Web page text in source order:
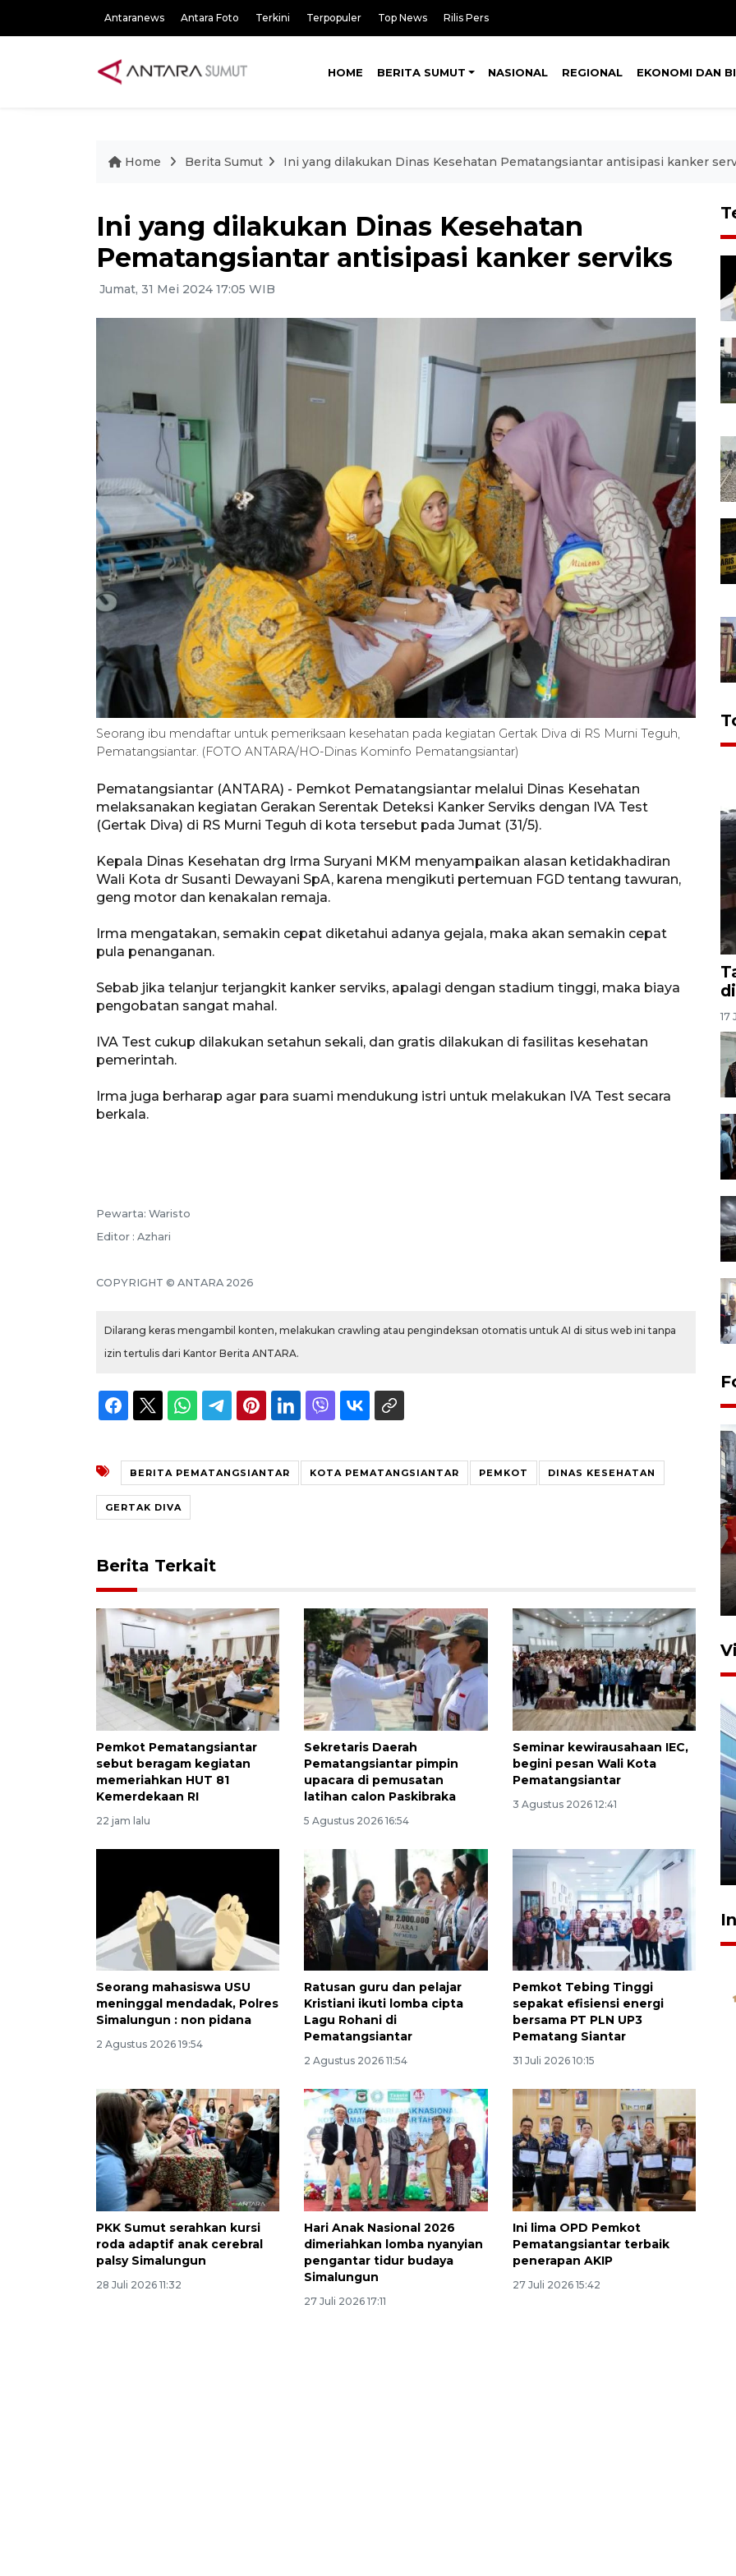
Antaranews Antara Foto Terkini Terpopuler Top News Rilis Pers
HOME BERITA SUMUT NASIONAL REGIONAL EKONOMI DAN
Home Berita Sumut Ini yang dilakukan Dinas Kesehatan Pematangsiantar antisipasi kanker
Ini yang dilakukan Dinas Kesehatan
Pematangsiantar antisipasi kanker serviks
Jumat, 31 Mei 2024 17:05 WIB
Seorang ibu mendaftar untuk pemeriksaan kesehatan pada kegiatan Gertak Diva di RS Murni Teguh,
Pematangsiantar. (FOTO ANTARA/HO-Dinas Kominfo Pematangsiantar)
Pematangsiantar (ANTARA) - Pemkot Pematangsiantar melalui Dinas Kesehatan
melaksanakan kegiatan Gerakan Serentak Deteksi Kanker Serviks dengan IVA Test
(Gertak Diva) di RS Murni Teguh di kota tersebut pada Jumat (31/5).
Kepala Dinas Kesehatan drg Irma Suryani MKM menyampaikan alasan ketidakhadiran
Wali Kota dr Susanti Dewayani SpA, karena mengikuti pertemuan FGD tentang tawuran,
geng motor dan kenakalan remaja.
Irma mengatakan, semakin cepat diketahui adanya gejala, maka akan semakin cepat
pula penanganan.
Sebab jika telanjur terjangkit kanker serviks, apalagi dengan stadium tinggi, maka biaya
pengobatan sangat mahal.
IVA Test cukup dilakukan setahun sekali, dan gratis dilakukan di fasilitas kesehatan
pemerintah.
Irma juga berharap agar para suami mendukung istri untuk melakukan IVA Test secara
berkala.
Pewarta: Waristo
Editor : Azhari
COPYRIGHT © ANTARA 2026
Dilarang keras mengambil konten, melakukan crawling atau pengindeksan otomatis untuk AI di situs web ini tanpa
izin tertulis dari Kantor Berita ANTARA.
BERITA PEMATANGSIANTAR KOTA PEMATANGSIANTAR PEMKOT DINAS KESEHATAN
GERTAK DIVA
Berita Terkait
Pemkot Pematangsiantar
sebut beragam kegiatan
memeriahkan HUT 81
Kemerdekaan RI
22 jam lalu
Sekretaris Daerah
Pematangsiantar pimpin
upacara di pemusatan
latihan calon Paskibraka
5 Agustus 2026 16:54
Seminar kewirausahaan IEC,
begini pesan Wali Kota
Pematangsiantar
3 Agustus 2026 12:41
Seorang mahasiswa USU
meninggal mendadak, Polres
Simalungun : non pidana
2 Agustus 2026 19:54
Ratusan guru dan pelajar
Kristiani ikuti lomba cipta
Lagu Rohani di
Pematangsiantar
2 Agustus 2026 11:54
Pemkot Tebing Tinggi
sepakat efisiensi energi
bersama PT PLN UP3
Pematang Siantar
31 Juli 2026 10:15
PKK Sumut serahkan kursi
roda adaptif anak cerebral
palsy Simalungun
28 Juli 2026 11:32
Hari Anak Nasional 2026
dimeriahkan lomba nyanyian
pengantar tidur budaya
Simalungun
27 Juli 2026 17:11
Ini lima OPD Pemkot
Pematangsiantar terbaik
penerapan AKIP
27 Juli 2026 15:42
17
IDAI perkuat kompetensi
23 Juli 2026 20:04